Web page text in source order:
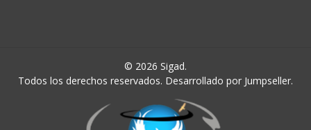
© 2026 Sigad.
Todos los derechos reservados. Desarrollado por Jumpseller.